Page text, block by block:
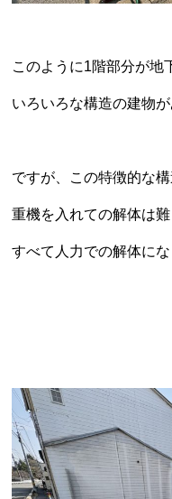
このように1階部分が地
いろいろな構造の建物
ですが、この特徴的な構
重機を入れての解体は
すべて人力での解体にな